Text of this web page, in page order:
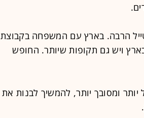
הרבה. בארץ עם המשפחה בקבוצת
ויש גם תקופות שיותר. החופש
ומסובך יותר, להמשיך לבנות את